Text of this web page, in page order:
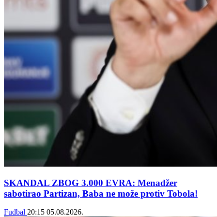
SKANDAL ZBOG 3.000 EVRA: Menadžer
sabotirao Partizan, Baba ne može protiv Tobola!
Fudbal 20:15 05.08.2026.